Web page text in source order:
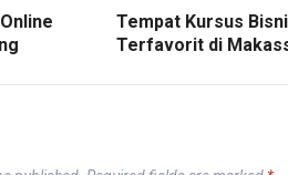
Tempat Kursus
Terfavorit di